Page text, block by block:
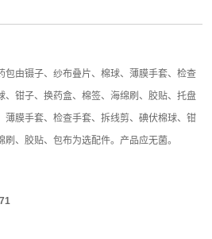
镊子、纱布叠片、棉球、薄膜手套、检查
、钳子、换药盒、棉签、海绵刷、胶贴、托盘
薄膜手套、检查手套、拆线剪、碘伏棉球、钳
、胶贴、包布为选配件。产品应无菌。